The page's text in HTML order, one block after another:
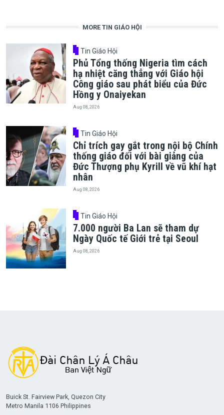
MORE TIN GIÁO HỘI
Tin Giáo Hội
Phủ Tổng thống Nigeria tìm cách
hạ nhiệt căng thẳng với Giáo hội
Công giáo sau phát biểu của Đức
Hồng y Onaiyekan
Aug 08, 2026
Tin Giáo Hội
Chỉ trích gay gắt trong nội bộ Chính
thống giáo đối với bài giảng của
Đức Thượng phụ Kyrill về vũ khí hạt
nhân
Aug 08, 2026
Tin Giáo Hội
7.000 người Ba Lan sẽ tham dự
Ngày Quốc tế Giới trẻ tại Seoul
Aug 08, 2026
Buick St. Fairview Park, Quezon City
Metro Manila 1106 Philippines